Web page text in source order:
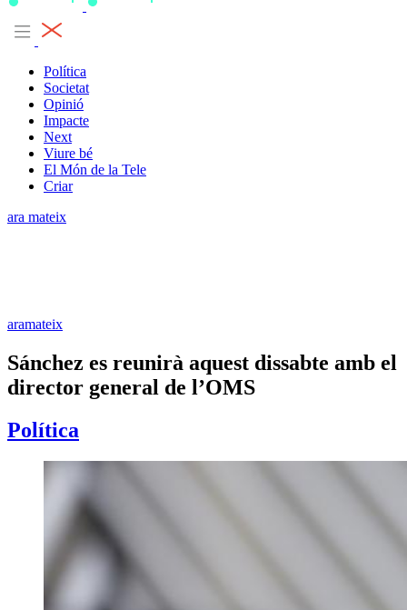
Política
Societat
Opinió
Impacte
Next
Viure bé
El Món de la Tele
Criar
ara mateix
aramateix
Sánchez es reunirà aquest dissabte amb el
director general de l’OMS
Política